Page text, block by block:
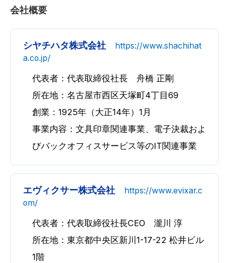
会社概要
シヤチハタ株式会社
https://www.shachihat
a.co.jp/
代表者：代表取締役社長 舟橋 正剛
所在地：名古屋市西区天塚町4丁目69
創業：1925年（大正14年）1月
事業内容：文具印章関連事業、電子決裁およ
びバックオフィスサービス等のIT関連事業
エヴィクサー株式会社
https://www.evixar.c
om/
代表者：代表取締役社長CEO 瀧川 淳
所在地：東京都中央区新川1-17-22 松井ビル
1階